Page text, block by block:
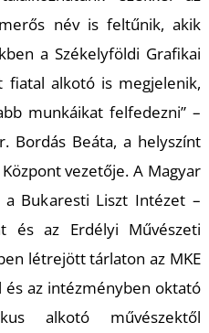
név is feltűnik, akik
a Székelyföldi Grafikai
fiatal alkotó is megjelenik,
munkáikat felfedezni” –
Bordás Beáta, a helyszínt
vezetője. A Magyar
a Bukaresti Liszt Intézet –
és az Erdélyi Művészeti
létrejött tárlaton az MKE
az intézményben oktató
alkotó művészektől